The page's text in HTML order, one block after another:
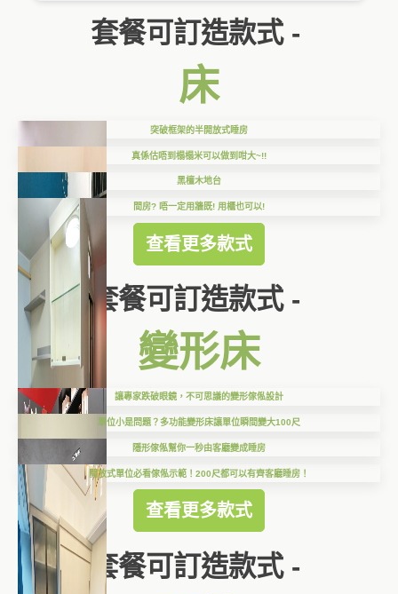
套餐可訂造款式 -
床
突破框架的半開放式睡房
真係估唔到榻榻米可以做到咁大~!!
黑檀木地台
間房? 唔一定用牆既! 用櫃也可以!
查看更多款式
套餐可訂造款式 -
變形床
讓專家跌破眼鏡，不可思議的變形傢俬設計
單位小是問題？多功能變形床讓單位瞬間變大100尺
隱形傢俬幫你一秒由客廳變成睡房
開放式單位必看傢俬示範！200尺都可以有齊客廳睡房！
查看更多款式
套餐可訂造款式 -